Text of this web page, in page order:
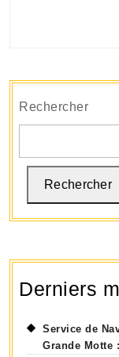
Rechercher
Rechercher
Derniers
Service de
Grande Motte